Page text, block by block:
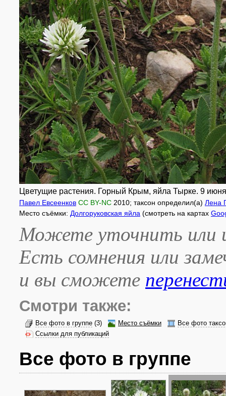
Цветущие растения. Горный Крым, яйла Тырке. 9 июня
Павел Евсеенков CC BY-NC 2010; таксон определил(а) Лена
Место съёмки: Долгоруковская яйла (смотреть на картах
Можете уточнить или
Есть сомнения или
и вы сможете
Смотри также:
Все фото в группе (3) Место съёмки
Все фото
Ссылки для публикаций
Все фото в группе